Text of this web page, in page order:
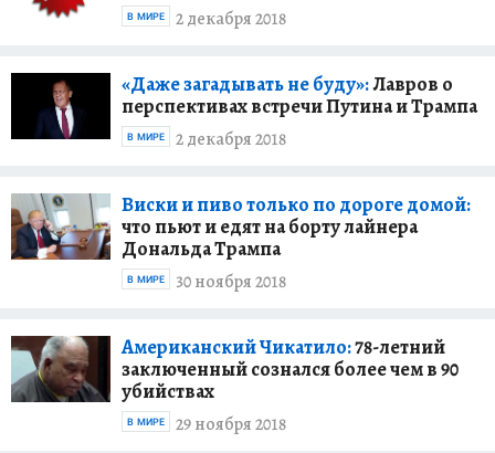
2 декабря 2018
В МИРЕ
«Даже загадывать не буду»:Лавров о
перспективах встречи Путина и Трампа
2 декабря 2018
В МИРЕ
Виски и пиво только по дороге домой:
что пьют и едят на борту лайнера
Дональда Трампа
30 ноября 2018
В МИРЕ
Американский Чикатило:78-летний
заключенный сознался более чем в 90
убийствах
29 ноября 2018
В МИРЕ